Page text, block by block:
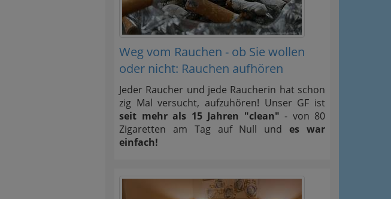
Weg vom Rauchen - ob Sie wollen
oder nicht: Rauchen aufhören
Jeder Raucher und jede Raucherin hat schon
zig Mal versucht, aufzuhören! Unser GF ist
seit mehr als 15 Jahren "clean" - von 80
Zigaretten am Tag auf Null undes war
einfach!